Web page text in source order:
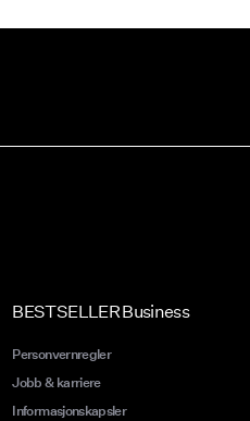
BESTSELLER Business
Personvernregler
Jobb & karriere
Informasjonskapsler